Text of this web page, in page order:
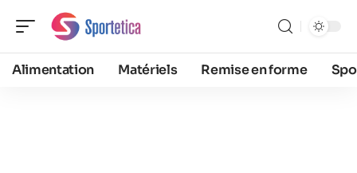
Alimentation Matériels Remise en forme